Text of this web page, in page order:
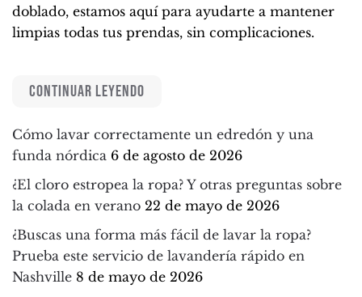
doblado, estamos aquí para ayudarte a mantener
limpias todas tus prendas, sin complicaciones.
CONTINUAR LEYENDO
Cómo lavar correctamente un edredón y una
funda nórdica 6 de agosto de 2026
¿El cloro estropea la ropa? Y otras preguntas sobre
la colada en verano 22 de mayo de 2026
¿Buscas una forma más fácil de lavar la ropa?
Prueba este servicio de lavandería rápido en
Nashville 8 de mayo de 2026